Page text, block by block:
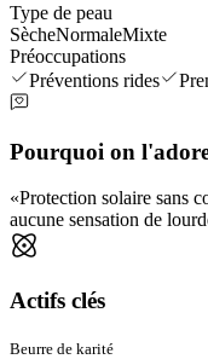
Type de peau
SècheNormaleMixte
Préoccupations
Préventions rides
Pourquoi on
Protection solaire sans
aucune sensation de
Actifs clés
Beurre de karité